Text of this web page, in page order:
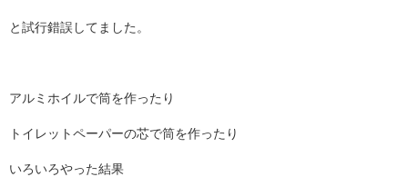
と試行錯誤してました。
アルミホイルで筒を作ったり
トイレットペーパーの芯で筒を作ったり
いろいろやった結果